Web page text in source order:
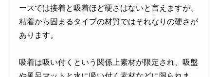
ースでは接着と吸着ほど硬さはないと言えますが、
粘着から固まるタイプの材質ではそれなりの硬さが
あります。
吸着は吸い付くという関係上素材が限定され、吸盤